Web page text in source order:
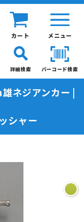
メニュー
カート
バーコード検索
詳細検索
ネジアンカー |
シャー